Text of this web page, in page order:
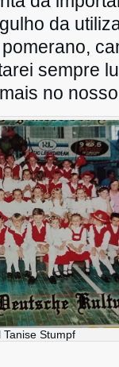
da
sempre
no
Stumpf